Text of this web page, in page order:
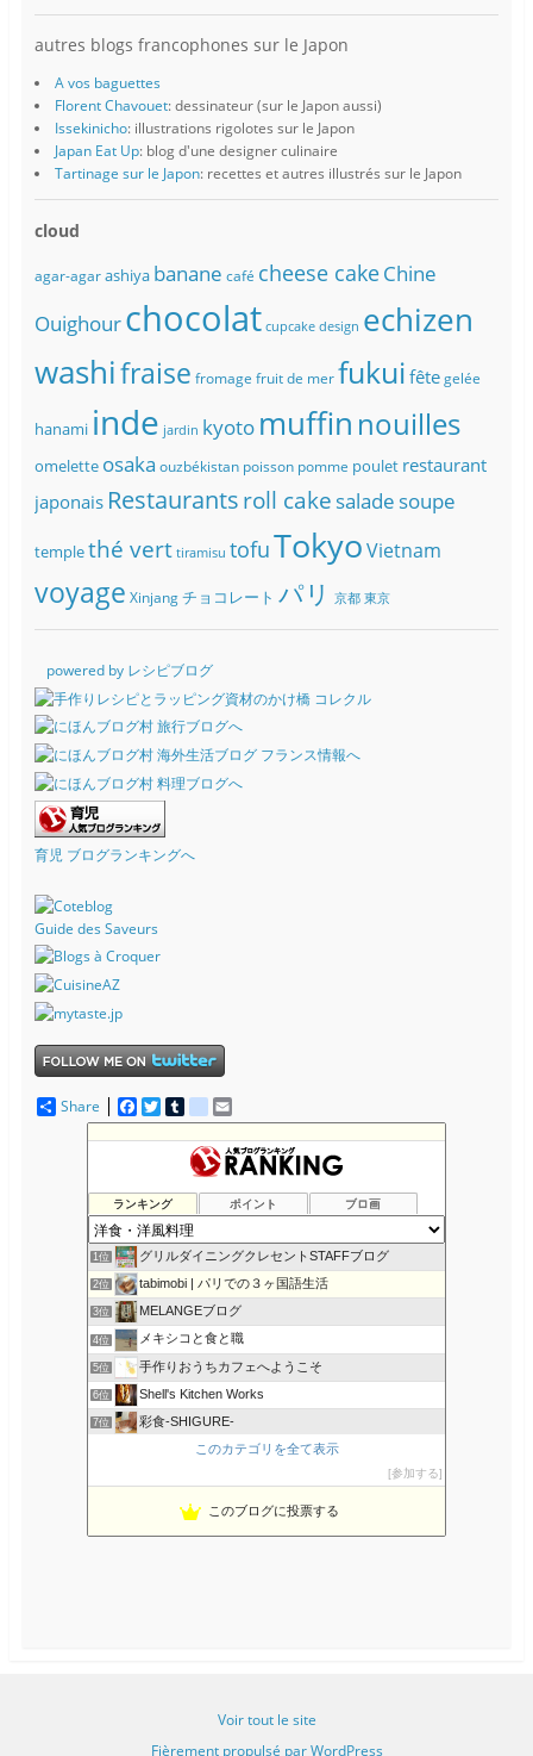
autres blogs francophones sur le Japon
A vos baguettes
Florent Chavouet: dessinateur (sur le Japon aussi)
Issekinicho: illustrations rigolotes sur le Japon
Japan Eat Up: blog d'une designer culinaire
Tartinage sur le Japon: recettes et autres illustrés sur le Japon
cloud
agar-agar ashiya banane café cheese cakeChine
Ouighourchocolat cupcake design echizen
washifraise fromage fruit de mer fukui fête gelée
hanami inde jardin kyoto muffin nouilles
omelette osaka ouzbékistan poisson pomme poulet restaurant
japonais Restaurantsroll cake salade soupe
templethé vert tiramisu tofuTokyoVietnam
voyage Xinjang チョコレート パリ 京都 東京
powered by レシピブログ
育児 ブログランキングへ
Guide des Saveurs
Share
F
a
c
o
o
k
T
w
i
e
r
T
u
m
b
d
e
l
i
c
o
u
s
m
a
i
l
ランキング ポイント ブロ画
1位 グリルダイニングクレセントSTAFFブログ
2位 tabimobi | パリでの３ヶ国語生活
3位 MELANGEブログ
4位 メキシコと食と職
5位 手作りおうちカフェへようこそ
6位 Shell's Kitchen Works
7位 彩食-SHIGURE-
ku 料理ダイアリー
アメリカでの牛肉の食べ方・お国柄の紹介
このカテゴリを全て表示
参加する
このブログに投票する
Voir tout le site
Fièrement propulsé par WordPress